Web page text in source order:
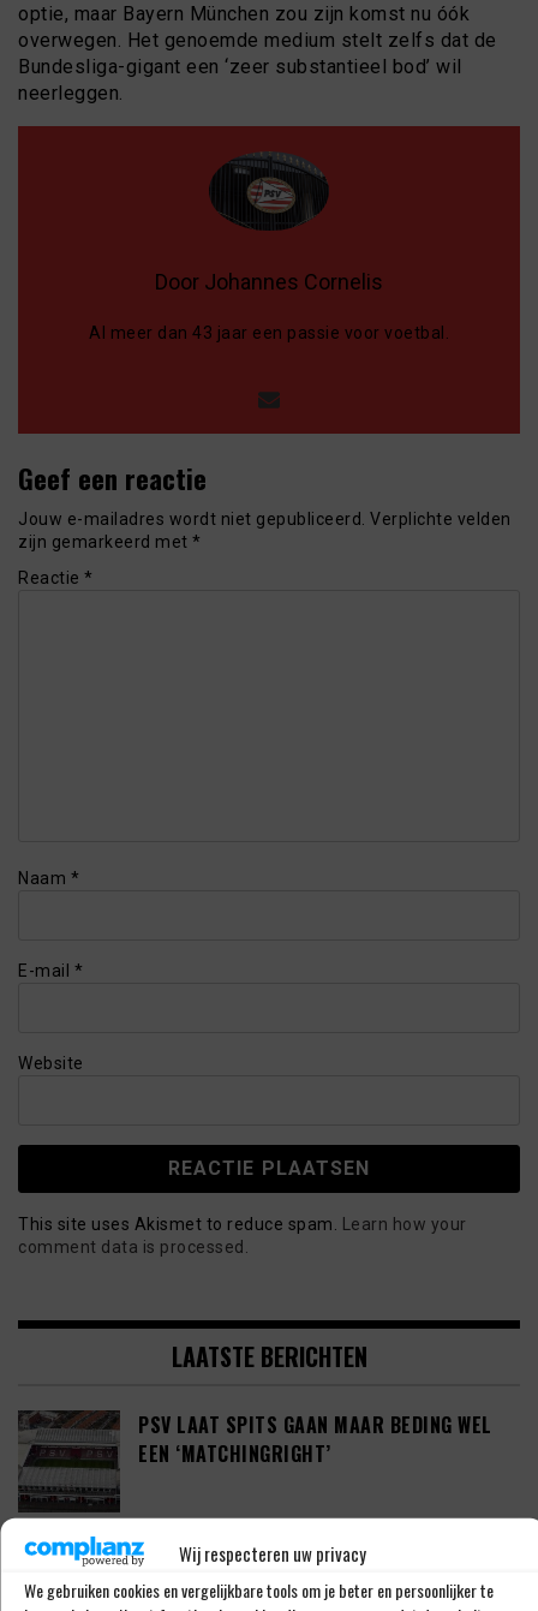
Wij respecteren uw privacy
We gebruiken cookies en vergelijkbare tools om je beter en persoonlijker te
optie, maar Bayern München zou zijn komst nu óók
overwegen. Het genoemde medium stelt zelfs dat de
Bundesliga-gigant een ‘zeer substantieel bod’ wil
neerleggen.
Door Johannes Cornelis
Al meer dan 43 jaar een passie voor voetbal.
Geef een reactie
Jouw e-mailadres wordt niet gepubliceerd. Verplichte velden
zijn gemarkeerd met *
Reactie *
Naam *
E-mail *
Website
This site uses Akismet to reduce spam.
Learn how your
comment data is processed.
LAATSTE BERICHTEN
PSV LAAT SPITS GAAN MAAR BEDING WEL
EEN ‘MATCHINGRIGHT’
‘PSV IN ONDERHANDELING MET HET
SCHOTSE RANGERS FC’